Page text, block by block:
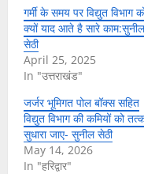
गर्मी के समय पर विद्युत विभाग
क्यों याद आते है सारे काम:सुनील
सेठी
April 25, 2025
In "उत्तराखंड"
जर्जर भूमिगत पोल बॉक्स सहित
विद्युत विभाग की कमियों को
सुधारा जाए- सुनील सेठी
May 14, 2026
In "हरिद्वार"